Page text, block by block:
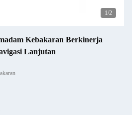
1/2
Kebakaran Berkinerja
Lanjutan